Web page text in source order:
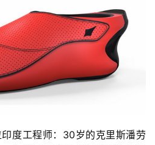
度工程师：30岁的克里斯潘劳